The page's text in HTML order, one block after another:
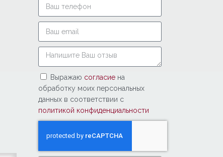
Выражаю согласие на
обработку моих персональных
данных в соответствии с
политикой конфиденциальности